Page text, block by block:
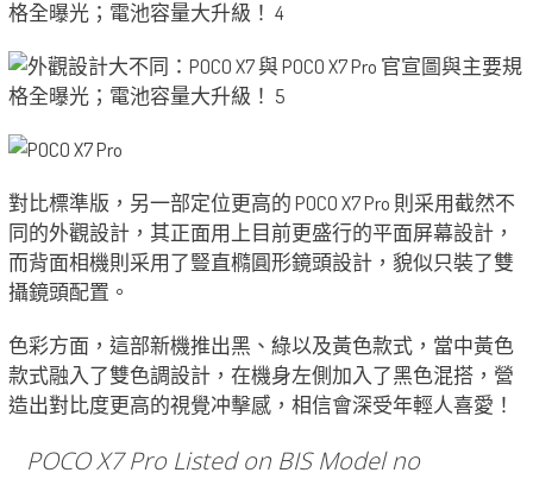
對比標準版，另一部定位更高的 POCO X7 Pro 則采用截然不
同的外觀設計，其正面用上目前更盛行的平面屏幕設計，
而背面相機則采用了豎直橢圓形鏡頭設計，貌似只裝了雙
攝鏡頭配置。
色彩方面，這部新機推出黑、綠以及黃色款式，當中黃色
款式融入了雙色調設計，在機身左側加入了黑色混搭，營
造出對比度更高的視覺冲擊感，相信會深受年輕人喜愛！
POCO X7 Pro Listed on BIS Model no